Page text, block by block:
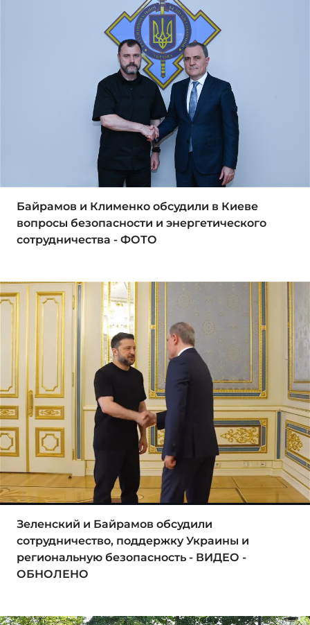
Байрамов и Клименко обсудили в Киеве
вопросы безопасности и энергетического
сотрудничества - ФОТО
Зеленский и Байрамов обсудили
сотрудничество, поддержку Украины и
региональную безопасность - ВИДЕО -
ОБНОЛЕНО